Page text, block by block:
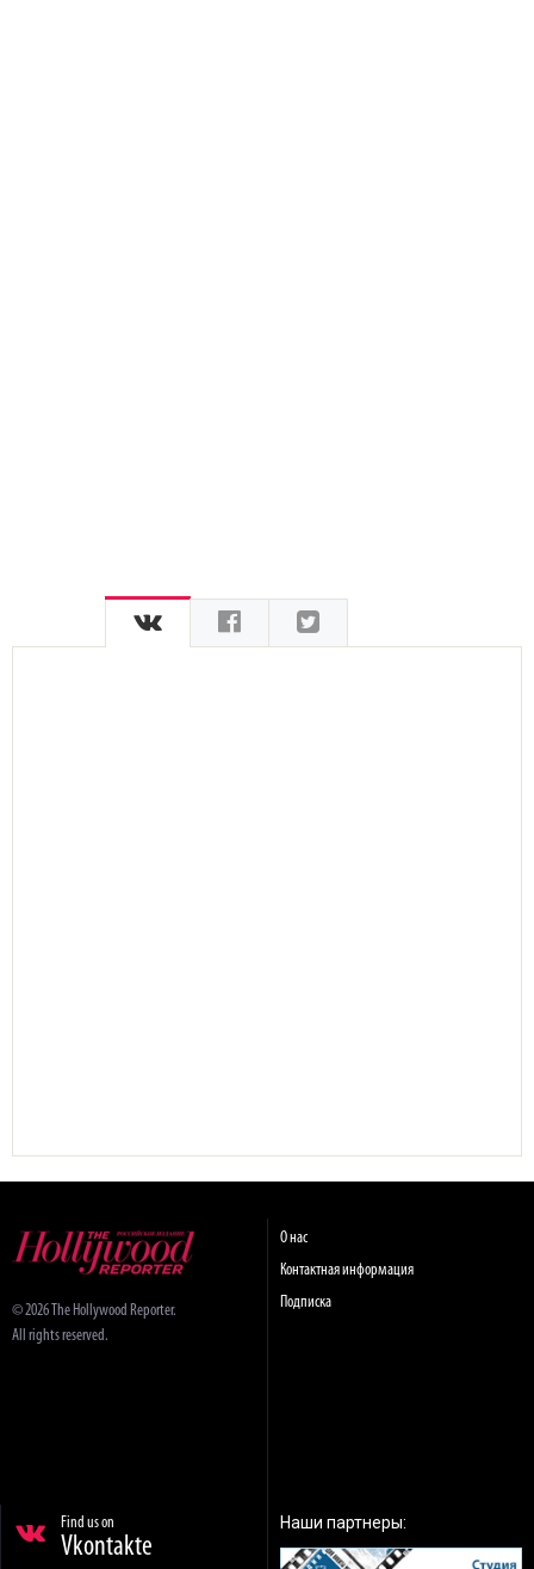
© 2026 The Hollywood Reporter.
All rights reserved.
О нас
Контактная информация
Подписка
Find us on
Vkontakte
Наши партнеры: